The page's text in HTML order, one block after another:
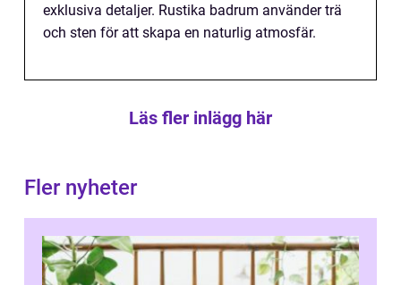
exklusiva detaljer. Rustika badrum använder trä
och sten för att skapa en naturlig atmosfär.
Läs fler inlägg här
Fler nyheter